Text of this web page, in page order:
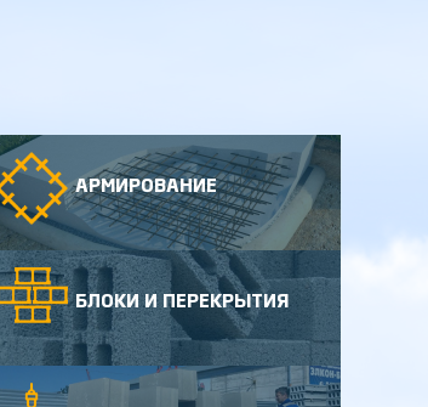
АРМИРОВАНИЕ
БЛОКИ И ПЕРЕКРЫТИЯ